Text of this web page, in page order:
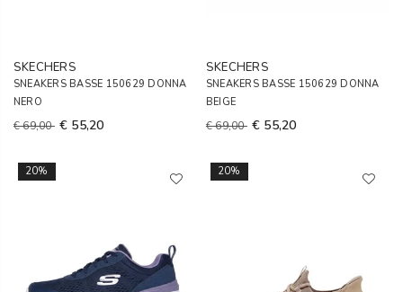
SKECHERS
SNEAKERS BASSE 150629 DONNA
NERO
€ 69,00 € 55,20
SKECHERS
SNEAKERS BASSE 150629 DONNA
BEIGE
€ 69,00 € 55,20
20% 20%